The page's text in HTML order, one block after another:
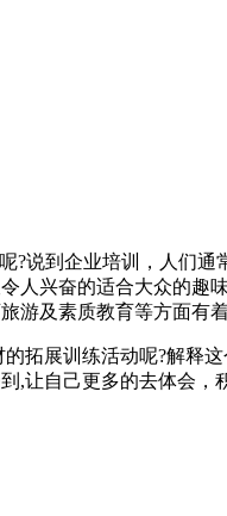
?说到企业培训，人们
人兴奋的适合大众的
游及素质教育等方面有
拓展训练活动呢?解释
,让自己更多的去体会